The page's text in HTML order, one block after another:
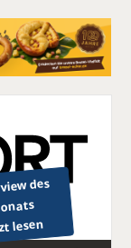
des
lesen